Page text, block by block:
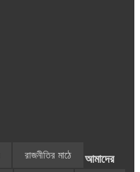
রাজনীতির মাঠে আমাদের